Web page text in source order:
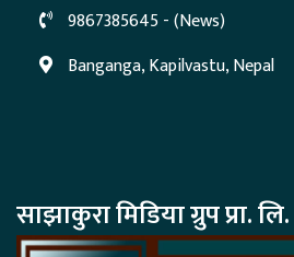
9867385645 - (News)
Banganga, Kapilvastu, Nepal
साझाकुरा मिडिया ग्रुप प्रा. लि.